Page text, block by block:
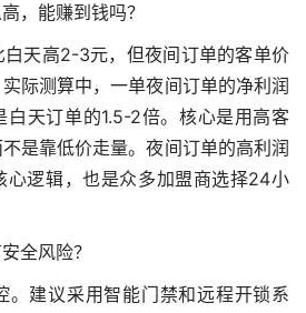
，能赚到钱吗？
天高2-3元，但夜间订单的客单价
际测算中，一单夜间订单的净利润
白天订单的1.5-2倍。核心是用高客
是靠低价走量。夜间订单的高利润
心逻辑，也是众多加盟商选择24小
全风险？
。建议采用智能门禁和远程开锁系